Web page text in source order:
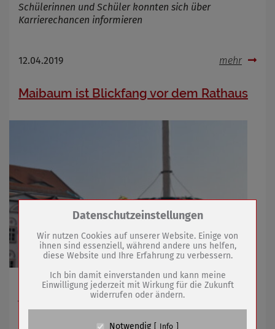
Schülerinnen und Schüler konnten sich über
Karrierechancen informieren
12.04.2019 mehr
Maibaum ist Blickfang vor dem Rathaus
Tradition des Maibaumsetzens auch dieses Jahr
Zum Betrieb der Seite notwendige Cookies /
Name
PHP Session Cookie
Anbieter
Eigentümer dieser Website (Wenko-
Wenselaar GmbH & Co. KG)
Absicherung Kontaktformular / SPAM
Datenschutzeinstellungen
Wir nutzen Cookies auf unserer Website. Einige von
ihnen sind essenziell, während andere uns helfen,
diese Website und Ihre Erfahrung zu verbessern.
Ich bin damit einverstanden und kann meine
Einwilligung jederzeit mit Wirkung für die Zukunft
widerrufen oder ändern.
Notwendig Info